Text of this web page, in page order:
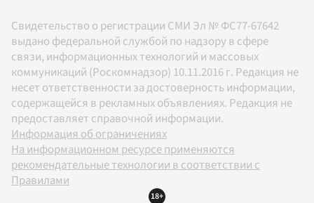
Свидетельство о регистрации СМИ Эл № ФС77-67642
выдано федеральной службой по надзору в сфере
связи, информационных технологий и массовых
коммуникаций (Роскомнадзор) 10.11.2016 г. Редакция не
несет ответственности за достоверность информации,
содержащейся в рекламных объявлениях. Редакция не
предоставляет справочной информации.
Информация об ограничениях
На информационном ресурсе применяются
рекомендательные технологии в соответствии с
Правилами
18+